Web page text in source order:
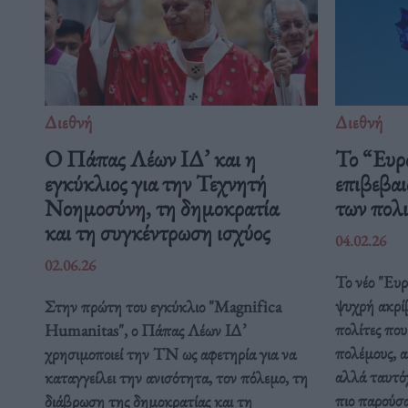
Διεθνή
Ο Πάπας Λέων ΙΔ’ και η
εγκύκλιος για την Τεχνητή
Νοημοσύνη, τη δημοκρατία
και τη συγκέντρωση ισχύος
02.06.26
Στην πρώτη του εγκύκλιο "Magnifica
Humanitas", ο Πάπας Λέων ΙΔ’
χρησιμοποιεί την ΤΝ ως αφετηρία για να
καταγγείλει την ανισότητα, τον πόλεμο, τη
διάβρωση της δημοκρατίας και τη
Διεθνή
Το
των
04.02.26
Το νέο
ψυχρή
πολίτες
πολέμους,
αλλά
πιο